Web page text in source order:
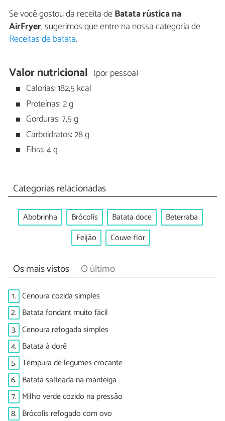
Se você gostou da receita deBatata rústica na
AirFryer, sugerimos que entre na nossa categoria de
Receitas de batata.
Valor nutricional (por pessoa)
Calorias: 182,5 kcal
Proteínas: 2 g
Gorduras: 7,5 g
Carboidratos: 28 g
Fibra: 4 g
Categorias relacionadas
Abobrinha Brócolis Batata doce
Beterraba
Feijão
Couve-flor
Os mais vistos O último
1. Cenoura cozida simples
2. Batata fondant muito fácil
3. Cenoura refogada simples
4. Batata à dorê
5. Tempura de legumes crocante
6. Batata salteada na manteiga
7. Milho verde cozido na pressão
8. Brócolis refogado com ovo